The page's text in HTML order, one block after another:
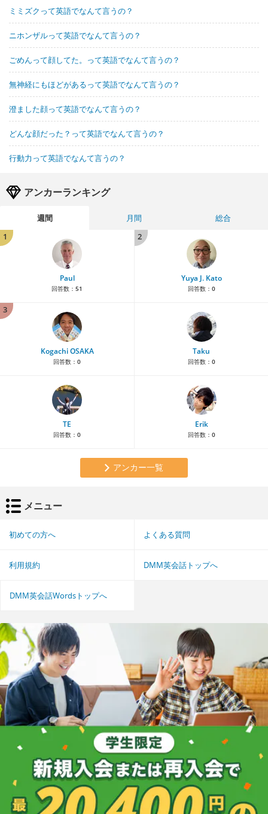
ミミズクって英語でなんて言うの？
ニホンザルって英語でなんて言うの？
ごめんって顔してた。って英語でなんて言うの？
無神経にもほどがあるって英語でなんて言うの？
澄ました顔って英語でなんて言うの？
どんな顔だった？って英語でなんて言うの？
行動力って英語でなんて言うの？
アンカーランキング
週間 月間
総合
1
Paul
回答数： 51
2
Yuya J. Kato
回答数： 0
3
Kogachi OSAKA
回答数： 0
Taku
回答数： 0
TE
回答数： 0
Erik
回答数： 0
アンカー一覧
メニュー
初めての方へ よくある質問
利用規約 DMM英会話トップへ
DMM英会話Wordsトップへ